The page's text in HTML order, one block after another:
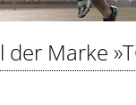
der Marke